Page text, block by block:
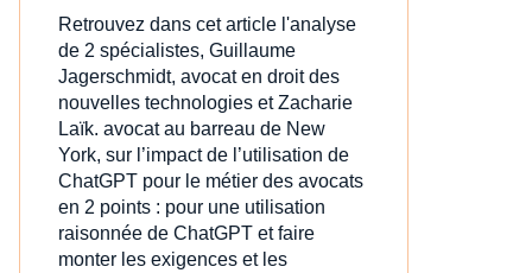
Retrouvez dans cet article l'analyse
de 2 spécialistes, Guillaume
Jagerschmidt, avocat en droit des
nouvelles technologies et Zacharie
Laïk. avocat au barreau de New
York, sur l’impact de l’utilisation de
ChatGPT pour le métier des avocats
en 2 points : pour une utilisation
raisonnée de ChatGPT et faire
monter les exigences et les